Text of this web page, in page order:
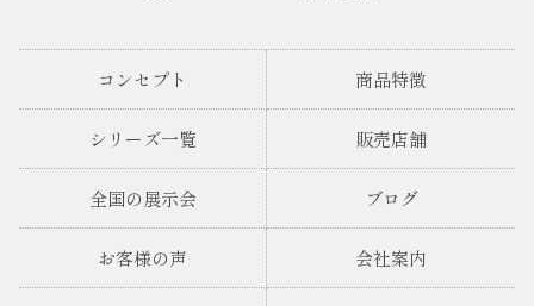
コンセプト 商品特徴
シリーズ一覧 販売店舗
全国の展示会 ブログ
お客様の声 会社案内